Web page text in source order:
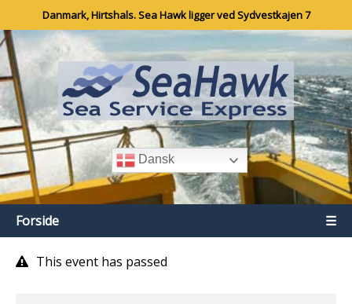
Danmark, Hirtshals. Sea Hawk ligger ved Sydvestkajen 7
Dansk
Forside ☰
This event has passed